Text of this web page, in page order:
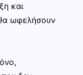
και
ωφελήσουν